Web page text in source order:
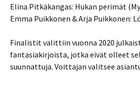
Elina Pitkäkangas: Hukan perimät
Emma Puikkonen & Arja Puikkonen:
Finalistit valittiin vuonna 2020
fantasiakirjoista, jotka eivät olleet
suunnattuja. Voittajan valitsee